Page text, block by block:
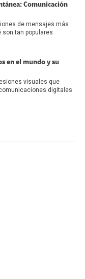
Comunicación
de mensajes más
son tan populares
en el mundo y su
visuales que
digitales